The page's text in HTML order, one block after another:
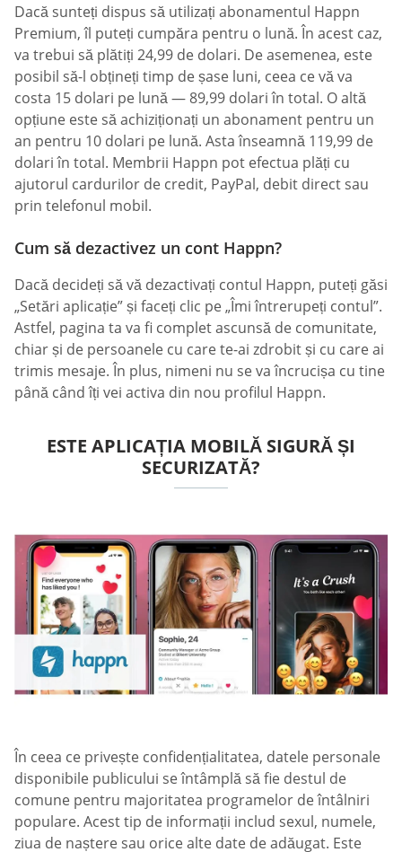
Dacă sunteți dispus să utilizați abonamentul Happn
Premium, îl puteți cumpăra pentru o lună. În acest caz,
va trebui să plătiți 24,99 de dolari. De asemenea, este
posibil să-l obțineți timp de șase luni, ceea ce vă va
costa 15 dolari pe lună — 89,99 dolari în total. O altă
opțiune este să achiziționați un abonament pentru un
an pentru 10 dolari pe lună. Asta înseamnă 119,99 de
dolari în total. Membrii Happn pot efectua plăți cu
ajutorul cardurilor de credit, PayPal, debit direct sau
prin telefonul mobil.
Cum să dezactivez un cont Happn?
Dacă decideți să vă dezactivați contul Happn, puteți găsi
„Setări aplicație” și faceți clic pe „Îmi întrerupeți contul”.
Astfel, pagina ta va fi complet ascunsă de comunitate,
chiar și de persoanele cu care te-ai zdrobit și cu care ai
trimis mesaje. În plus, nimeni nu se va încrucișa cu tine
până când îți vei activa din nou profilul Happn.
ESTE APLICAȚIA MOBILĂ SIGURĂ ȘI
SECURIZATĂ?
În ceea ce privește confidențialitatea, datele personale
disponibile publicului se întâmplă să fie destul de
comune pentru majoritatea programelor de întâlniri
populare. Acest tip de informații includ sexul, numele,
ziua de naștere sau orice alte date de adăugat. Este